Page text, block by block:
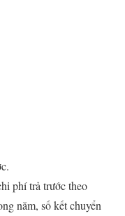
phí trả trước theo
năm, số kết chuyển